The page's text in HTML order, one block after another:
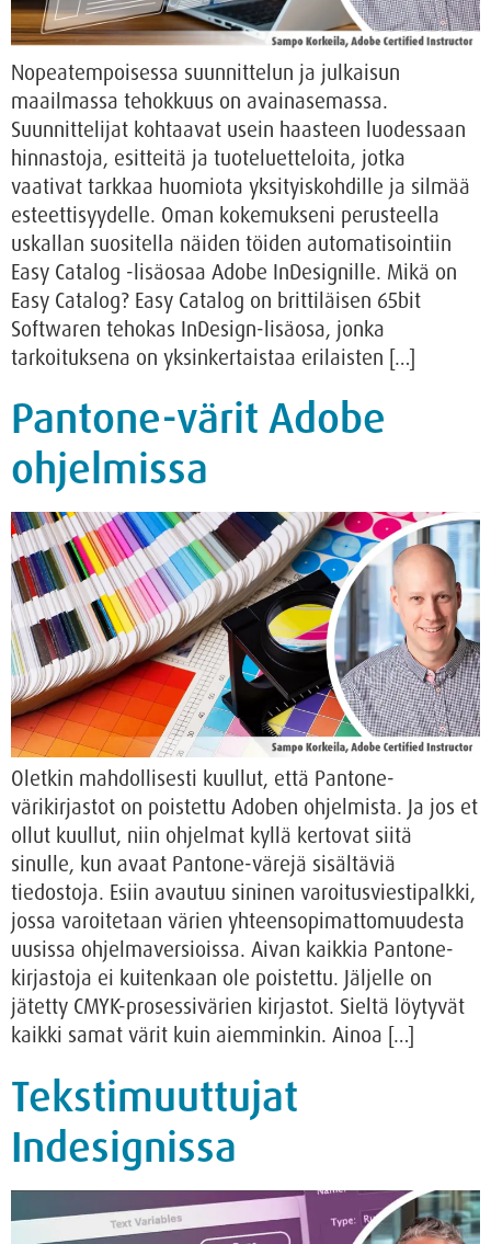
Nopeatempoisessa suunnittelun ja julkaisun
maailmassa tehokkuus on avainasemassa.
Suunnittelijat kohtaavat usein haasteen luodessaan
hinnastoja, esitteitä ja tuoteluetteloita, jotka
vaativat tarkkaa huomiota yksityiskohdille ja silmää
esteettisyydelle. Oman kokemukseni perusteella
uskallan suositella näiden töiden automatisointiin
Easy Catalog -lisäosaa Adobe InDesignille. Mikä on
Easy Catalog? Easy Catalog on brittiläisen 65bit
Softwaren tehokas InDesign-lisäosa, jonka
tarkoituksena on yksinkertaistaa erilaisten […]
Pantone-värit Adobe
ohjelmissa
Oletkin mahdollisesti kuullut, että Pantone-
värikirjastot on poistettu Adoben ohjelmista. Ja jos et
ollut kuullut, niin ohjelmat kyllä kertovat siitä
sinulle, kun avaat Pantone-värejä sisältäviä
tiedostoja. Esiin avautuu sininen varoitusviestipalkki,
jossa varoitetaan värien yhteensopimattomuudesta
uusissa ohjelmaversioissa. Aivan kaikkia Pantone-
kirjastoja ei kuitenkaan ole poistettu. Jäljelle on
jätetty CMYK-prosessivärien kirjastot. Sieltä löytyvät
kaikki samat värit kuin aiemminkin. Ainoa […]
Tekstimuuttujat
Indesignissa